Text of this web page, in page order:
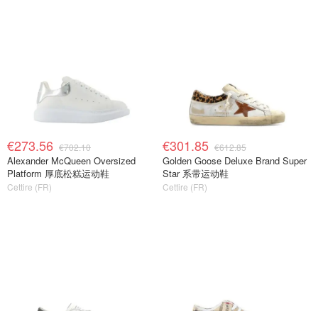
€273.56 €702.10
Alexander McQueen Oversized
Platform 厚底松糕运动鞋
Cettire (FR)
€301.85 €612.85
Golden Goose Deluxe Brand Super
Star 系带运动鞋
Cettire (FR)